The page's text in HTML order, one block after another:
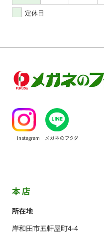
定休日
Instagram メガネのフクダ
本店
所在地
岸和田市五軒屋町4-4